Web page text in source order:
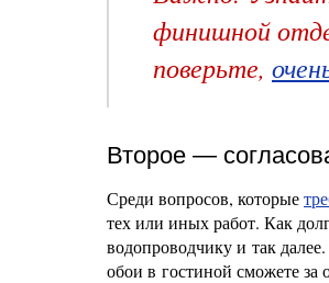
финишной
поверьте,
Второе —
Среди вопросов, которые
тех или иных работ. Как
водопроводчику и так
обои в гостиной сможете за